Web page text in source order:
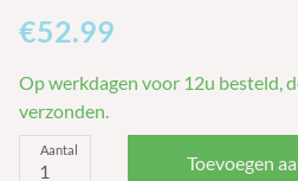
€52.99
Op werkdagen voor 12u besteld,
verzonden.
Aantal
Toevoegen